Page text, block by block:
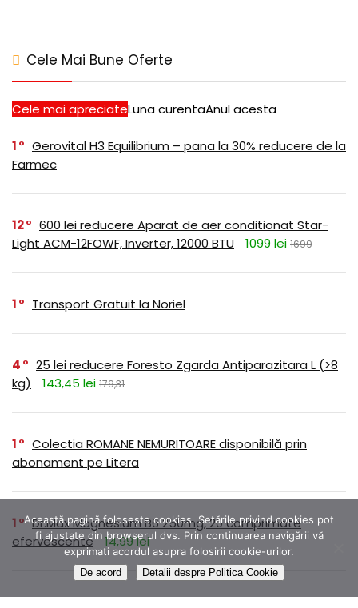
Cele Mai Bune Oferte
Cele mai apreciateLuna curentaAnul acesta
1
Gerovital H3 Equilibrium – pana la 30% reducere de la
Farmec
12
600 lei reducere Aparat de aer conditionat Star-
Light ACM-12FOWF, Inverter, 12000 BTU
1099 lei 1699
1 Transport Gratuit la Noriel
4
25 lei reducere Foresto Zgarda Antiparazitara L (>8
kg)
143,45 lei 179,31
1
Colectia ROMANE NEMURITOARE disponibilă prin
abonament pe Litera
1
Dr.Max Magnesium B6 250mg, 20 comprimate
efervescente
14,99 lei
Această pagină folosește cookies. Setările privind cookies pot
fi ajustate din browserul dvs. Prin continuarea navigării vă
exprimati acordul asupra folosirii cookie-urilor.
De acord Detalii despre Politica Cookie